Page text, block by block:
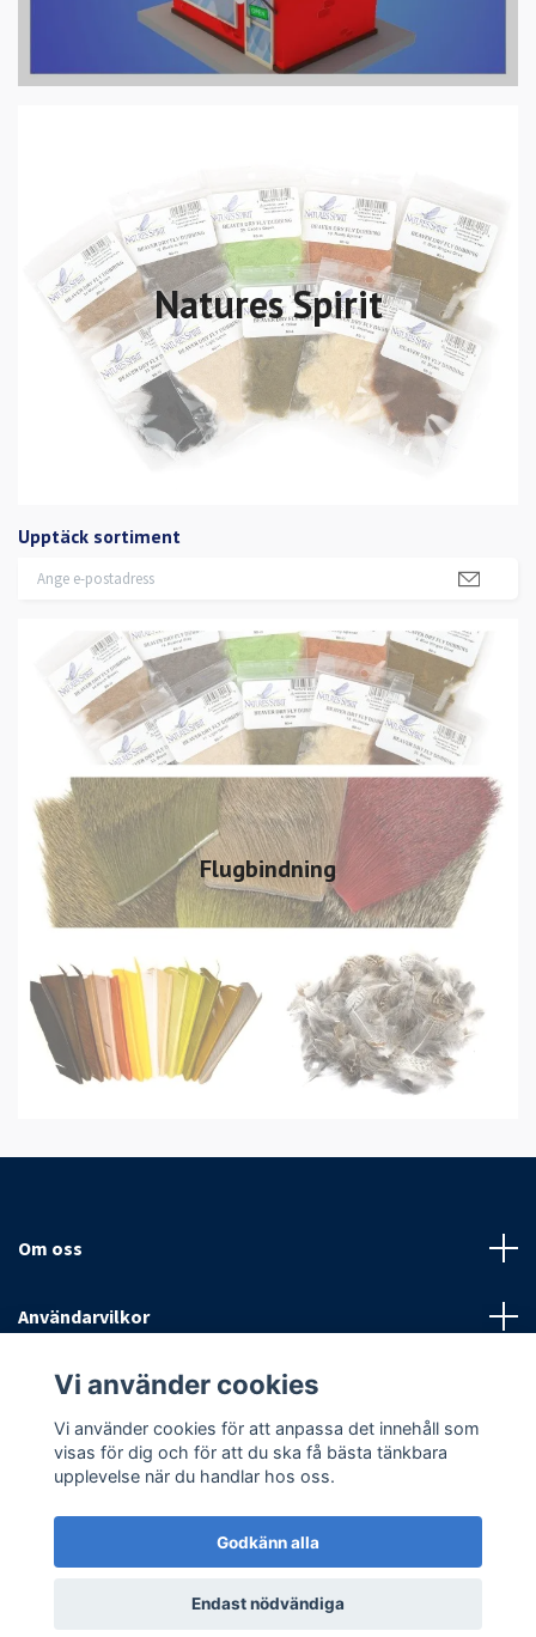
Natures Spirit
Upptäck sortiment
Flugbindning
Om oss
Användarvilkor
Sociala medier
© 2026 Antispinn AB
Vi använder cookies
Vi använder cookies för att anpassa det innehåll som
visas för dig och för att du ska få bästa tänkbara
upplevelse när du handlar hos oss.
Godkänn alla
Endast nödvändiga